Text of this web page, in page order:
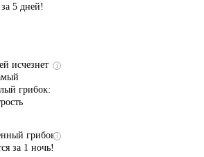
5 дней!
i
исчезнет
грибок:
i
грибок
за 1 ночь!